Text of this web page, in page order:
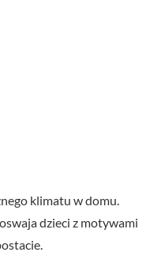
klimatu w domu.
dzieci z motywami